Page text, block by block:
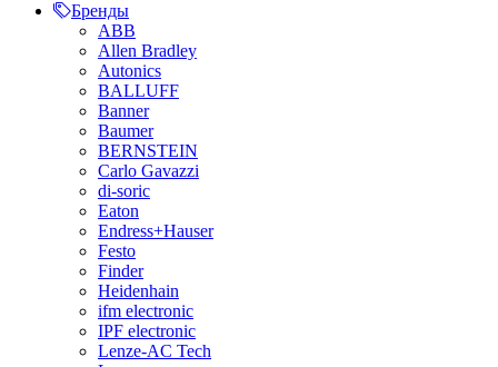
Бренды
ABB
Allen Bradley
Autonics
BALLUFF
Banner
Baumer
BERNSTEIN
Carlo Gavazzi
di-soric
Eaton
Endress+Hauser
Festo
Finder
Heidenhain
ifm electronic
IPF electronic
Lenze-AC Tech